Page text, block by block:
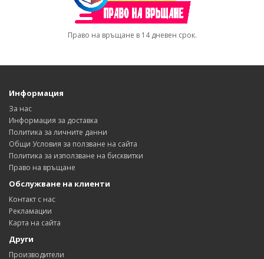
Право на връщане в 14 дневен срок.
Информация
За нас
Информация за доставка
Политика за личните данни
Общи Условия за ползване на сайта
Политика за използване на бисквитки
Право на връщане
Обслужване на клиенти
Контакт с нас
Рекламации
Карта на сайта
Други
Производители